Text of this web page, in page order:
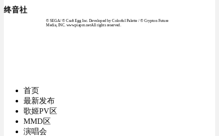
终音社
© SEGA / © Craft Egg Inc. Developed by Colorful Palette / © Crypton Future
Media, INC. www.piapro.netAll rights reserved.
首页
最新发布
歌姬PV区
MMD区
演唱会